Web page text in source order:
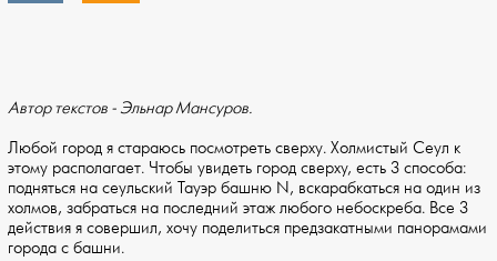
Автор текстов - Эльнар Мансуров.
Любой город я стараюсь посмотреть сверху. Холмистый Сеул к
этому располагает. Чтобы увидеть город сверху, есть 3 способа:
подняться на сеульский Тауэр башню N, вскарабкаться на один из
холмов, забраться на последний этаж любого небоскреба. Все 3
действия я совершил, хочу поделиться предзакатными панорамами
города с башни.